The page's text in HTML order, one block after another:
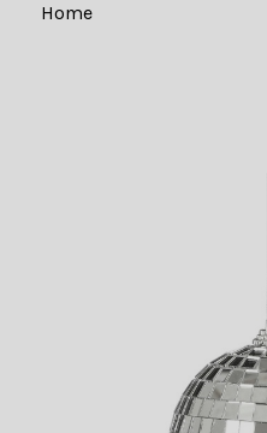
Home